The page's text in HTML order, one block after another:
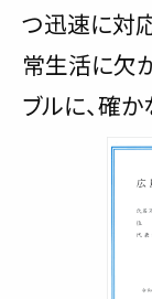
つ迅速に対
常生活に欠
ブルに、確